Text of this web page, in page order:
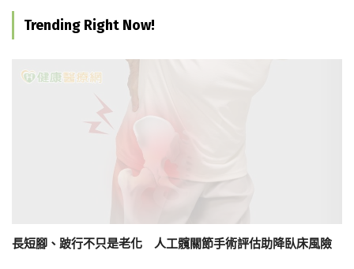
Trending Right Now!
長短腳、跛行不只是老化 人工髖關節手術評估助降臥床風險